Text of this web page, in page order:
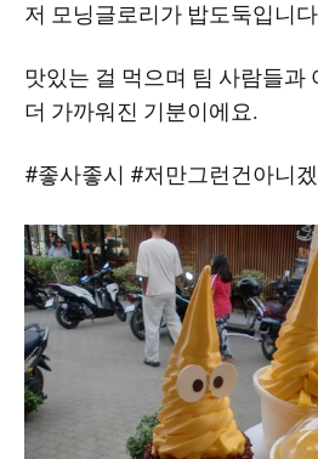
저 모닝글로리가 밥도둑입니
맛있는 걸 먹으며 팀 사람들과
더 가까워진 기분이에요.
#좋사좋시 #저만그런건아니